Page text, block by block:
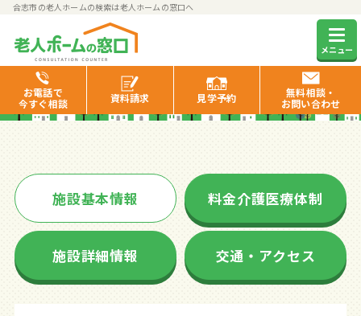
合志市の老人ホームの検索は老人ホームの窓口へ
メニュー
お電話で
今すぐ相談
資料請求 見学予約
無料相談・
お問い合わせ
グラン倶楽部合志
施設基本情報 料金介護医療体制
施設詳細情報 交通・アクセス